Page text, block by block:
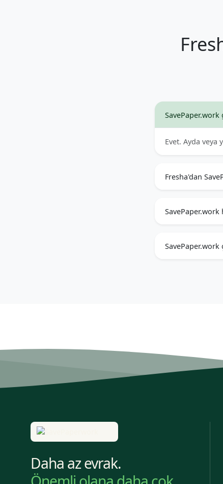
Evet. Ayda
Fresha'dan
SavePaper.work
Daha az evrak.